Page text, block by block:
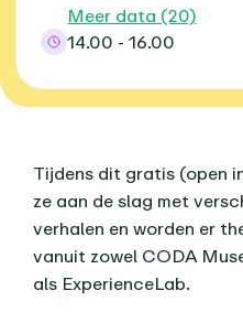
Meer data (20)
14.00 - 16.00
Over dit
Tijdens dit gratis (open
ze aan de slag met
verhalen en worden er
vanuit zowel CODA
als ExperienceLab.